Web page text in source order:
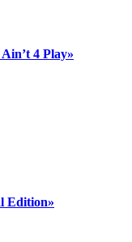
4 Play»
Edition»